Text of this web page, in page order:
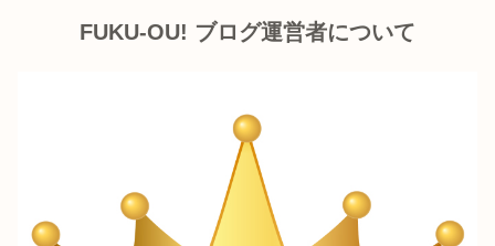
FUKU-OU! ブログ運営者について